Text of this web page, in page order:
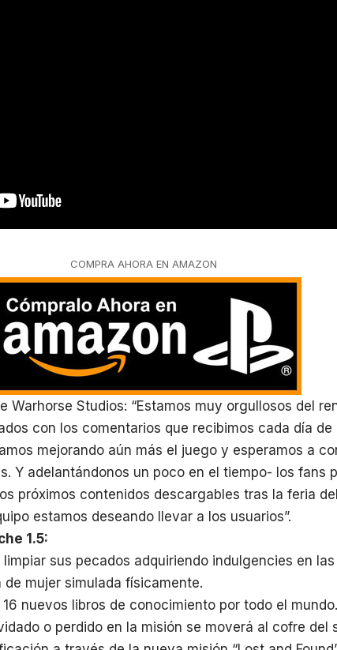
COMPRA AHORA EN AMAZON
Warhorse Studios: “Estamos muy orgullosos del
con los comentarios que recibimos cada día de
mejorando aún más el juego y esperamos a
Y adelantándonos un poco en el tiempo- los fans
próximos contenidos descargables tras la feria
estamos deseando llevar a los usuarios”.
1.5:
sus pecados adquiriendo indulgencies en las
mujer simulada físicamente.
nuevos libros de conocimiento por todo el mundo.
o perdido en la misión se moverá al cofre del